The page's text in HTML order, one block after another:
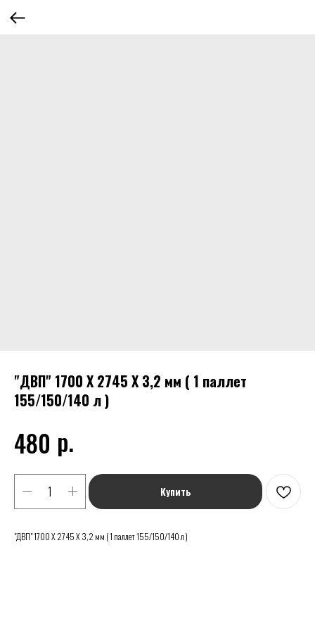
"ДВП" 1700 Х 2745 Х 3,2 мм ( 1 паллет
155/150/140 л )
480 р.
Купить
"ДВП" 1700 Х 2745 Х 3,2 мм ( 1 паллет 155/150/140 л )